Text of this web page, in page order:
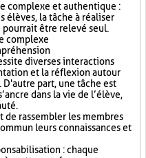
complexe et authentique :
élèves, la tâche à réaliser
être relevé seul.
complexe
diverses interactions
et la réflexion autour
part, une tâche est
dans la vie de l’élève,
de rassembler les membres
leurs connaissances et
: chaque